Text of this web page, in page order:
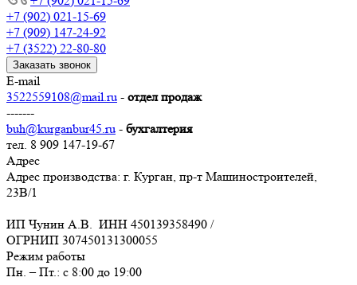
+7 (902) 021-15-69
+7 (909) 147-24-92
+7 (3522) 22-80-80
Заказать звонок
E-mail
3522559108@mail.ru - отдел продаж
-------
buh@kurganbur45.ru - бухгалтерия
тел. 8 909 147-19-67
Адрес
Адрес производства: г. Курган, пр-т Машиностроителей,
23В/1
ИП Чунин А.В. ИНН 450139358490 /
ОГРНИП 307450131300055
Режим работы
Пн. – Пт.: с 8:00 до 19:00